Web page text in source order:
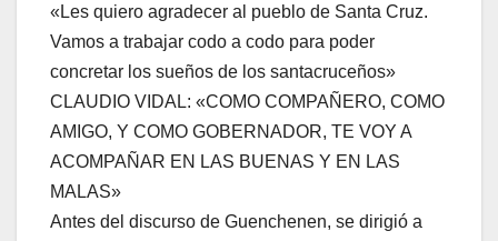
«Les quiero agradecer al pueblo de Santa Cruz.
Vamos a trabajar codo a codo para poder
concretar los sueños de los santacruceños»
CLAUDIO VIDAL: «COMO COMPAÑERO, COMO
AMIGO, Y COMO GOBERNADOR, TE VOY A
ACOMPAÑAR EN LAS BUENAS Y EN LAS
MALAS»
Antes del discurso de Guenchenen, se dirigió a